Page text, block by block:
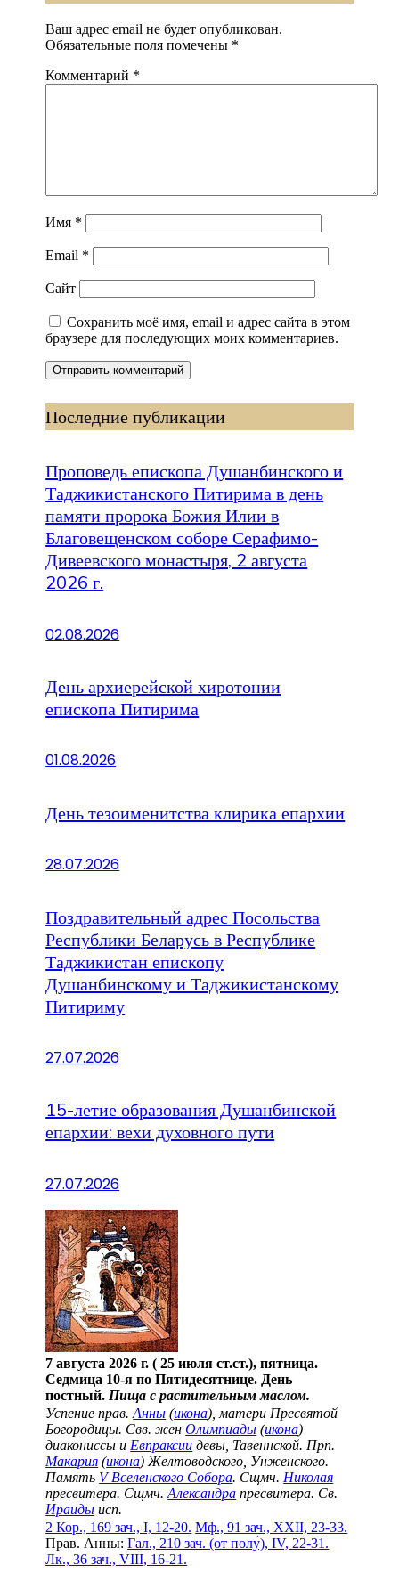
Ваш адрес email не будет опубликован.
Обязательные поля помечены *
Комментарий *
Имя *
Email *
Сайт
Сохранить моё имя, email и адрес сайта в этом
браузере для последующих моих комментариев.
Последние публикации
Проповедь епископа Душанбинского и
Таджикистанского Питирима в день
памяти пророка Божия Илии в
Благовещенском соборе Серафимо-
Дивеевского монастыря, 2 августа
2026 г.
02.08.2026
День архиерейской хиротонии
епископа Питирима
01.08.2026
День тезоименитства клирика епархии
28.07.2026
Поздравительный адрес Посольства
Республики Беларусь в Республике
Таджикистан епископу
Душанбинскому и Таджикистанскому
Питириму
27.07.2026
15-летие образования Душанбинской
епархии: вехи духовного пути
27.07.2026
7 августа 2026 г. ( 25 июля ст.ст.), пятница.
Седмица 10-я по Пятидесятнице. День
постный. Пища с растительным маслом.
Успение прав.Анны (икона), матери Пресвятой
Богородицы. Свв. женОлимпиады (икона)
диакониссы и Евпраксии девы, Тавеннской. Прп.
Макария (икона) Желтоводского, Унженского.
Память V Вселенского Собора. Сщмч. Николая
пресвитера. Сщмч.Александра пресвитера. Св.
Ираиды исп.
2 Кор., 169 зач., I, 12-20. Мф., 91 зач., XXII, 23-33.
Прав. Анны:Гал., 210 зач. (от полу́), IV, 22-31.
Лк., 36 зач., VIII, 16-21.